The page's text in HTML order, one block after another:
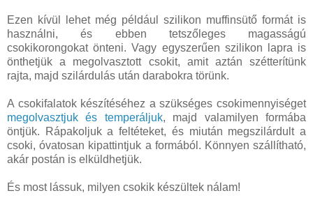
Ezen kívül lehet még például szilikon muffinsütő formát is
használni, és ebben tetszőleges magasságú
csokikorongokat önteni. Vagy egyszerűen szilikon lapra is
önthetjük a megolvasztott csokit, amit aztán szétterítünk
rajta, majd szilárdulás után darabokra törünk.
A csokifalatok készítéséhez a szükséges csokimennyiséget
megolvasztjuk és temperáljuk, majd valamilyen formába
öntjük. Rápakoljuk a feltéteket, és miután megszilárdult a
csoki, óvatosan kipattintjuk a formából. Könnyen szállítható,
akár postán is elküldhetjük.
És most lássuk, milyen csokik készültek nálam!